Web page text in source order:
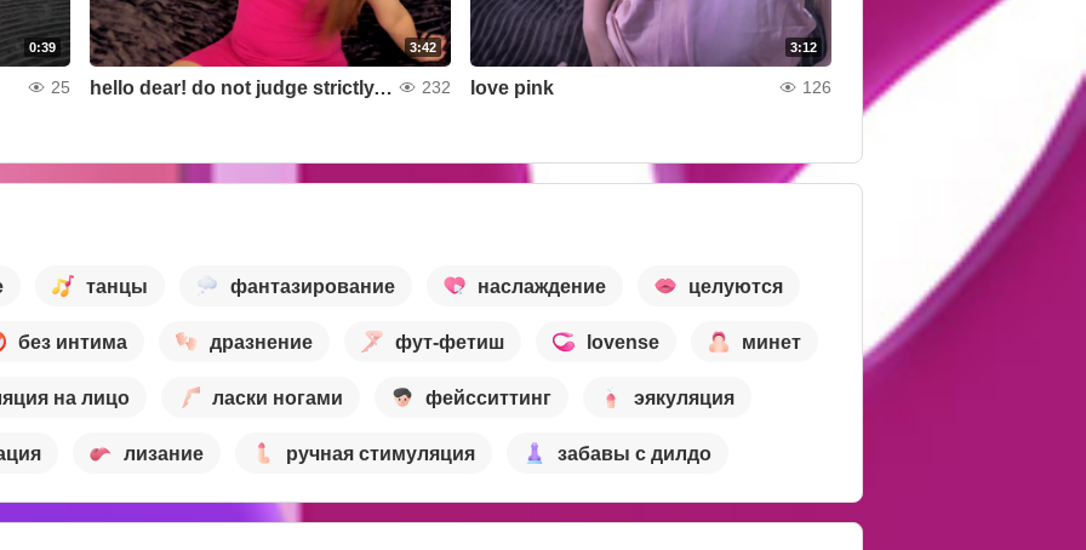
0:39
25
3:42
hello dear! do not judge strictly, but it seems better without a bra? 232
3:12
love pink 126
танцы фантазирование наслаждение целуются
без интима дразнение фут-фетиш lovense минет
на лицо ласки ногами фейсситтинг эякуляция
лизание ручная стимуляция забавы с дилдо